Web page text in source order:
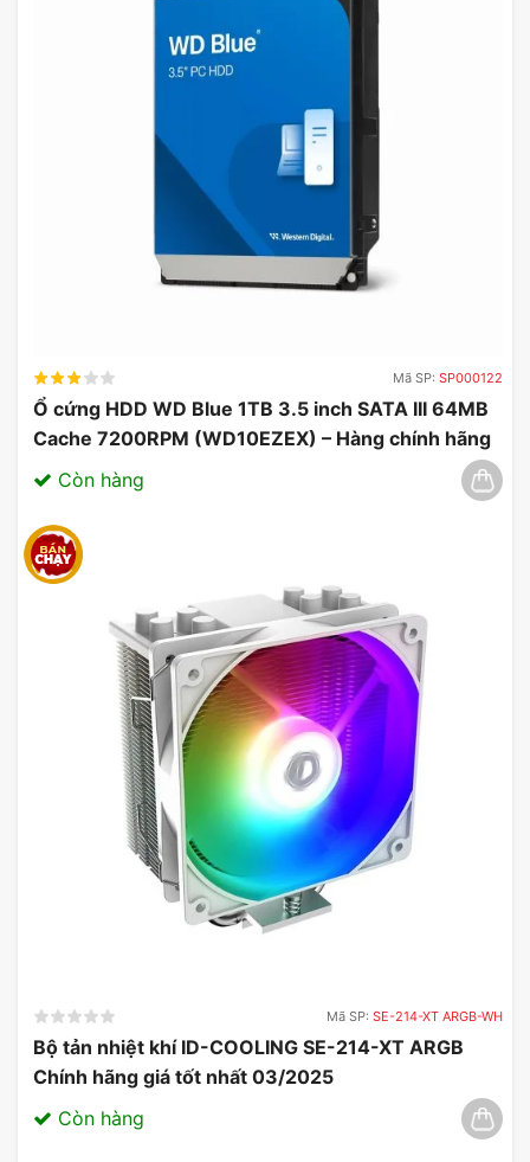
Mã SP: SP000122
Ổ cứng HDD WD Blue 1TB 3.5 inch SATA III 64MB
Cache 7200RPM (WD10EZEX) – Hàng chính hãng
03/2025
Còn hàng
Mã SP: SE-214-XT ARGB-WH
Bộ tản nhiệt khí ID-COOLING SE-214-XT ARGB
Chính hãng giá tốt nhất 03/2025
Còn hàng